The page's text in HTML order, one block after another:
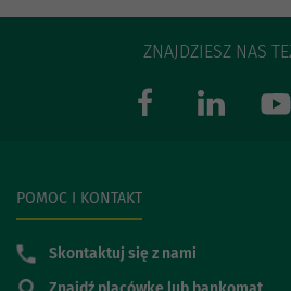
ZNAJDZIESZ NAS
POMOC I KONTAKT
Skontaktuj się z nami